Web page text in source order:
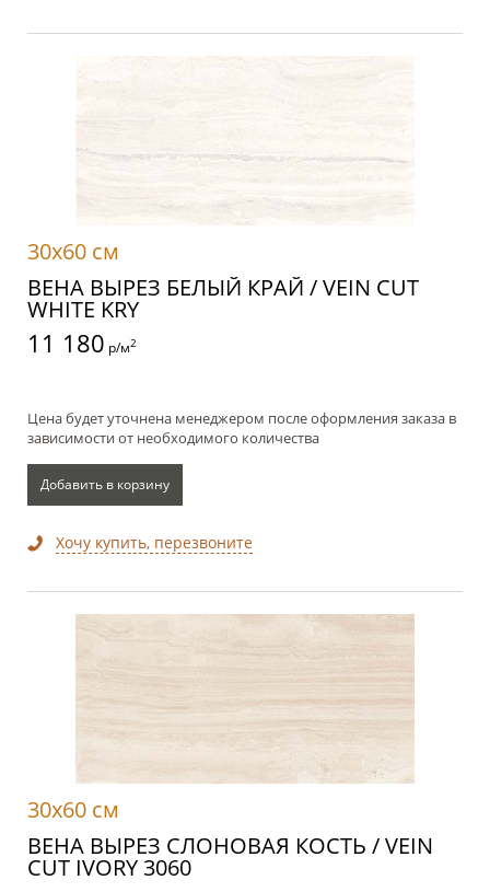
30x60 см
ВЕНА ВЫРЕЗ БЕЛЫЙ КРАЙ / VEIN CUT
WHITE KRY
11 180 р/м2
Цена будет уточнена менеджером после оформления заказа в
зависимости от необходимого количества
Добавить в корзину
Хочу купить, перезвоните
30x60 см
ВЕНА ВЫРЕЗ СЛОНОВАЯ КОСТЬ / VEIN
CUT IVORY 3060